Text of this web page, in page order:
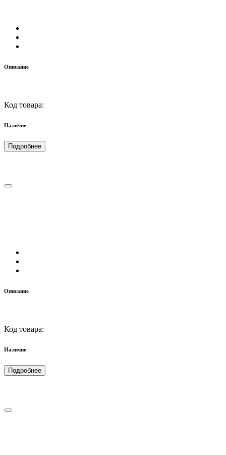
Описание
Код товара:
Наличие
Подробнее
Описание
Код товара:
Наличие
Подробнее